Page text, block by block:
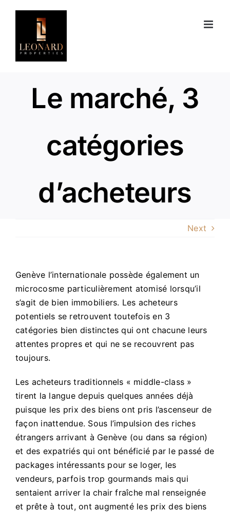
Le marché, 3
catégories
d’acheteurs
Next
Genève l’internationale possède également un
microcosme particulièrement atomisé lorsqu’il
s’agit de bien immobiliers. Les acheteurs
potentiels se retrouvent toutefois en 3
catégories bien distinctes qui ont chacune leurs
attentes propres et qui ne se recouvrent pas
toujours.
Les acheteurs traditionnels « middle-class »
tirent la langue depuis quelques années déjà
puisque les prix des biens ont pris l’ascenseur de
façon inattendue. Sous l’impulsion des riches
étrangers arrivant à Genève (ou dans sa région)
et des expatriés qui ont bénéficié par le passé de
packages intéressants pour se loger, les
vendeurs, parfois trop gourmands mais qui
sentaient arriver la chair fraîche mal renseignée
et prête à tout, ont augmenté les prix des biens